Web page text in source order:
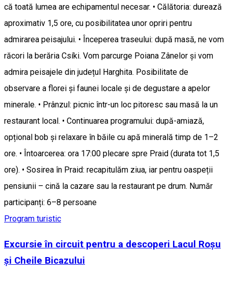
că toată lumea are echipamentul necesar. • Călătoria: durează
aproximativ 1,5 ore, cu posibilitatea unor opriri pentru
admirarea peisajului. • Începerea traseului: după masă, ne vom
răcori la berăria Csíki. Vom parcurge Poiana Zânelor și vom
admira peisajele din județul Harghita. Posibilitate de
observare a florei și faunei locale și de degustare a apelor
minerale. • Prânzul: picnic într-un loc pitoresc sau masă la un
restaurant local. • Continuarea programului: după-amiază,
opțional bob și relaxare în băile cu apă minerală timp de 1–2
ore. • Întoarcerea: ora 17:00 plecare spre Praid (durata tot 1,5
ore). • Sosirea în Praid: recapitulăm ziua, iar pentru oaspeții
pensiunii – cină la cazare sau la restaurant pe drum. Număr
participanți: 6–8 persoane
Program turistic
Excursie în circuit pentru a descoperi Lacul Roșu
și Cheile Bicazului